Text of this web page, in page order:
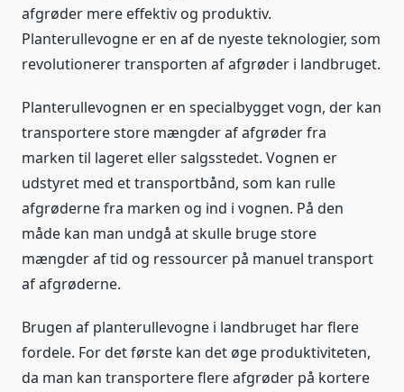
afgrøder mere effektiv og produktiv.
Planterullevogne er en af de nyeste teknologier, som
revolutionerer transporten af afgrøder i landbruget.
Planterullevognen er en specialbygget vogn, der kan
transportere store mængder af afgrøder fra
marken til lageret eller salgsstedet. Vognen er
udstyret med et transportbånd, som kan rulle
afgrøderne fra marken og ind i vognen. På den
måde kan man undgå at skulle bruge store
mængder af tid og ressourcer på manuel transport
af afgrøderne.
Brugen af planterullevogne i landbruget har flere
fordele. For det første kan det øge produktiviteten,
da man kan transportere flere afgrøder på kortere